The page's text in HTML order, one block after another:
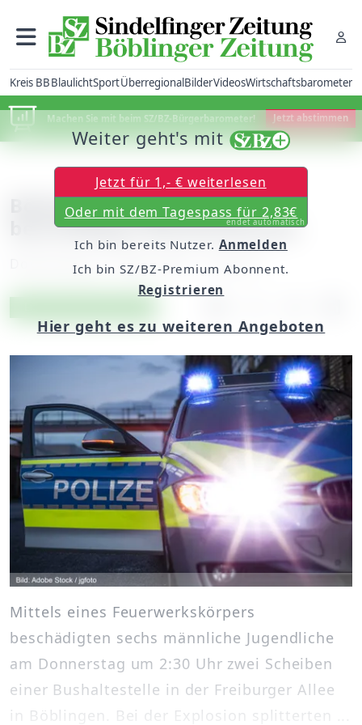
Kreis BBBlaulichtSportÜberregionalBilderVideosWirtschaftsbarometer
Machen Sie mit beim SZ/BZ-Bürgerbarometer! Jetzt abstimmen
Böblingen: Jugendliche
beschädigen Bushaltestelle
Donnerstag, 11. März 2021, 11:40 Uhr
Mittels eines Feuerwerkskörpers
beschädigten sechs männliche Jugendliche
am Donnerstag um 2:30 Uhr zwei Scheiben
einer Bushaltestelle in der Freiburger Allee
in Böblingen. Bei der Explosion splitterten ...
Weiter geht's mit
Jetzt für 1,- € weiterlesen
Oder mit dem Tagespass für 2,83€
endet automatisch
Ich bin bereits Nutzer. Anmelden
Ich bin SZ/BZ-Premium Abonnent.
Registrieren
Hier geht es zu weiteren Angeboten